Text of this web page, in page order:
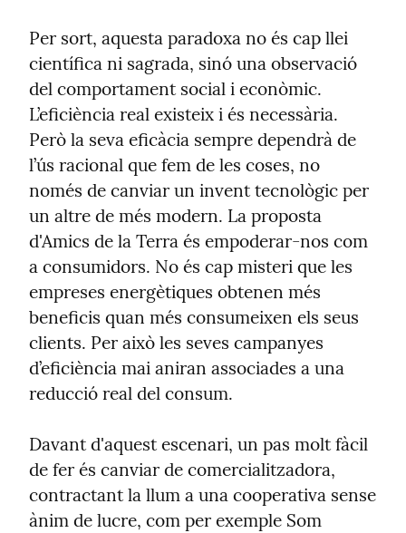
Per sort, aquesta paradoxa no és cap llei
científica ni sagrada, sinó una observació
del comportament social i econòmic.
L’eficiència real existeix i és necessària.
Però la seva eficàcia sempre dependrà de
l’ús racional que fem de les coses, no
només de canviar un invent tecnològic per
un altre de més modern. La proposta
d'Amics de la Terra és empoderar-nos com
a consumidors. No és cap misteri que les
empreses energètiques obtenen més
beneficis quan més consumeixen els seus
clients. Per això les seves campanyes
d’eficiència mai aniran associades a una
reducció real del consum.
Davant d'aquest escenari, un pas molt fàcil
de fer és canviar de comercialitzadora,
contractant la llum a una cooperativa sense
ànim de lucre, com per exemple Som